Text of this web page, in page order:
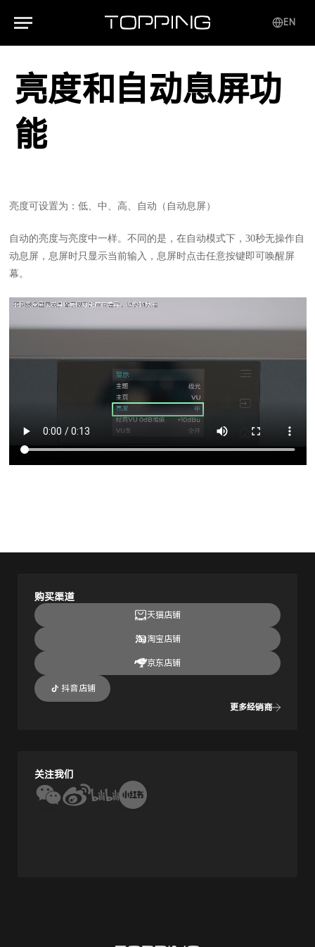
EN
亮度和自动息屏功
能
亮度可设置为：低、中、高、自动（自动息屏）
自动的亮度与亮度中一样。不同的是，在自动模式下，30秒无操作自
动息屏，息屏时只显示当前输入，息屏时点击任意按键即可唤醒屏
幕。
购买渠道
天猫店铺
淘宝店铺
京东店铺
抖音店铺
更多经销商
关注我们